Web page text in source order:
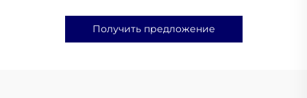
Получить предложение